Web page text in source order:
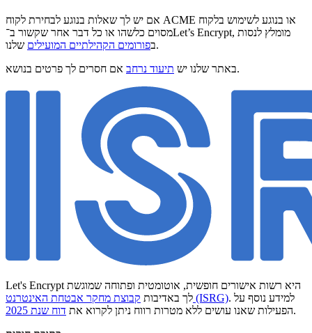
אם יש לך שאלות בנוגע לבחירת לקוח ACME או בנוגע לשימוש בלקוח
מסוים כלשהו או כל דבר אחר שקשור ב־Let’s Encrypt, מומלץ לנסות
בפורומים הקהילתיים המועילים שלנו.
באתר שלנו יש תיעוד נרחב אם חסרים לך פרטים בנושא.
Let's Encrypt היא רשות אישורים חופשית, אוטומטית ופתוחה שמוגשת
לך באדיבות קבוצת מחקר אבטחת האינטרנט (ISRG). למידע נוסף על
הפעילות שאנו עושים ללא מטרות רווח ניתן לקרוא את דוח שנת 2025
.